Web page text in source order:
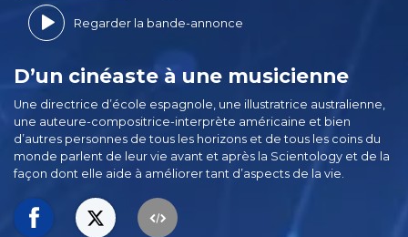
Regarder la bande-annonce
D’un cinéaste à une musicienne
Une directrice d’école espagnole, une illustratrice australienne,
une auteure-compositrice-interprète américaine et bien
d’autres personnes de tous les horizons et de tous les coins du
monde parlent de leur vie avant et après la Scientology et de la
façon dont elle aide à améliorer tant d’aspects de la vie.